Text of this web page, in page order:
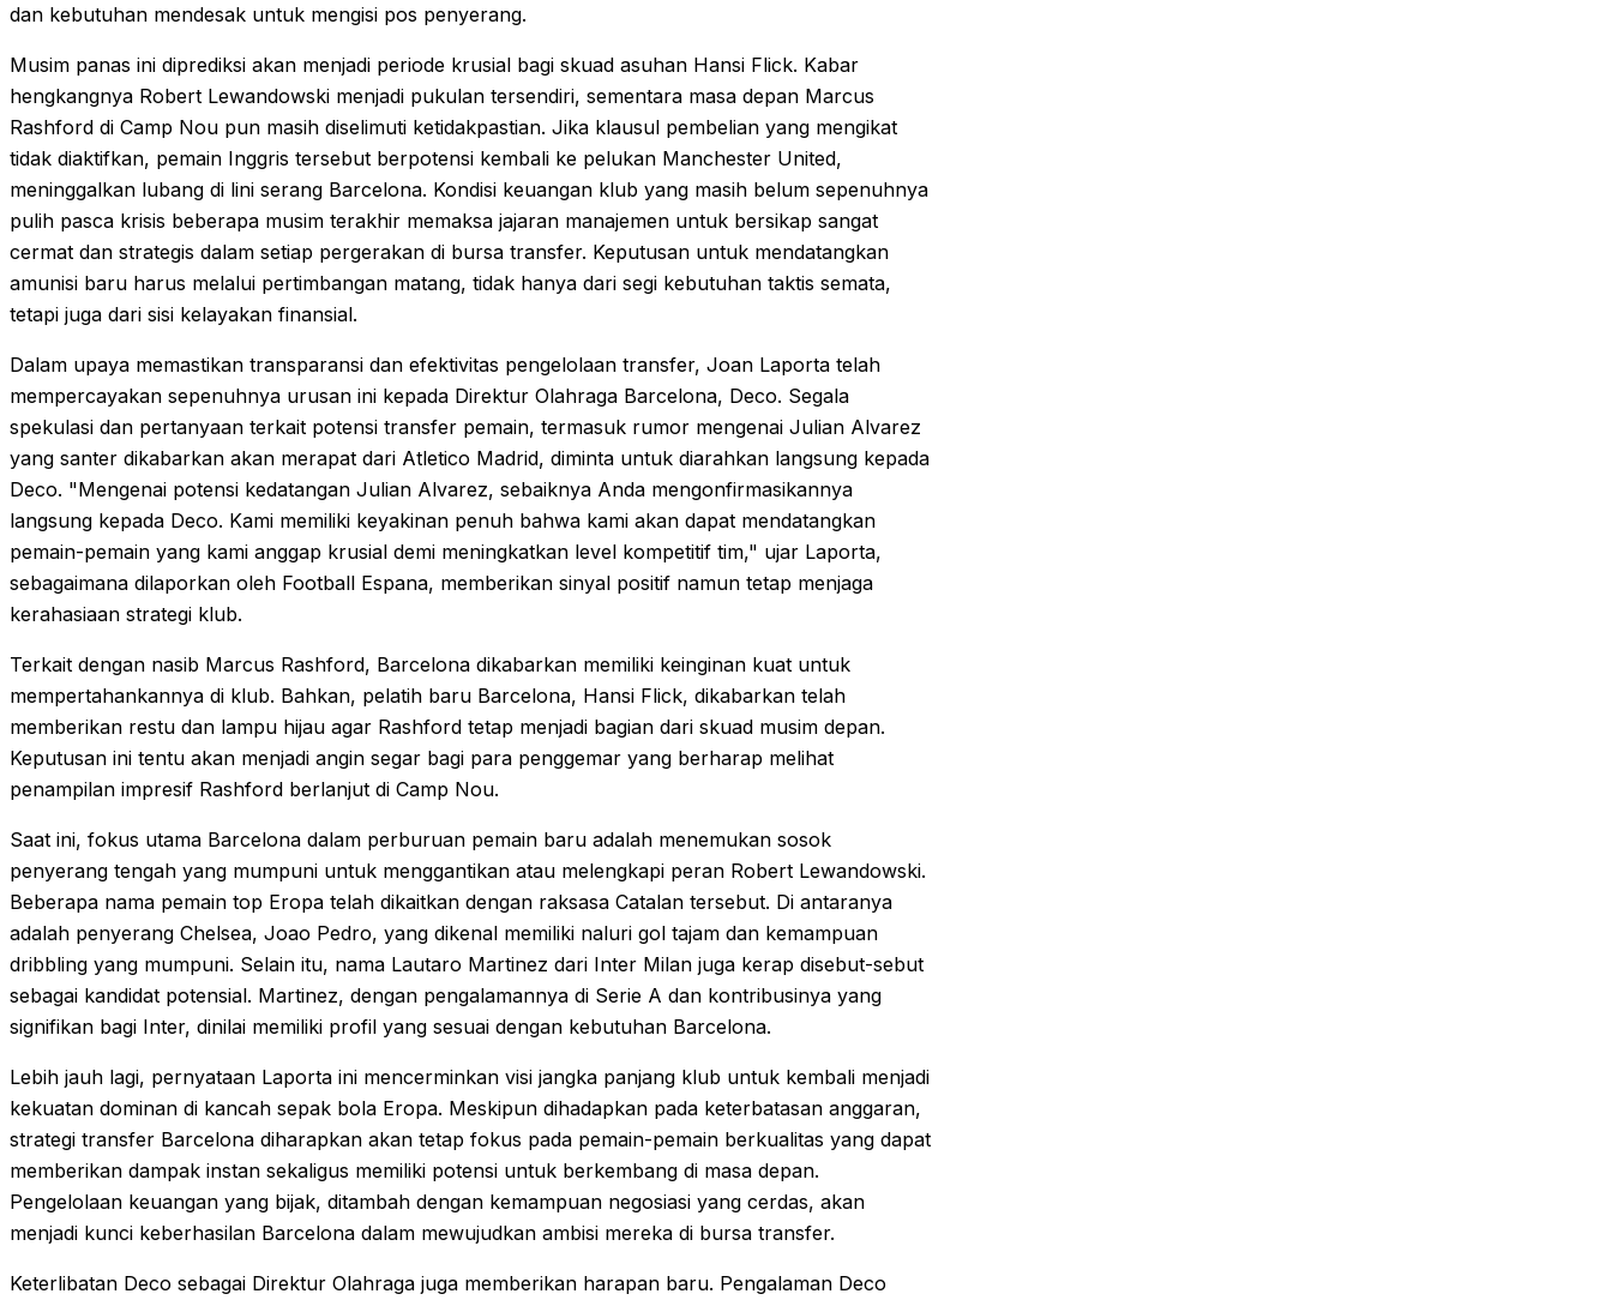
dan kebutuhan mendesak untuk mengisi pos penyerang.
Musim panas ini diprediksi akan menjadi periode krusial bagi skuad asuhan Hansi Flick. Kabar
hengkangnya Robert Lewandowski menjadi pukulan tersendiri, sementara masa depan Marcus
Rashford di Camp Nou pun masih diselimuti ketidakpastian. Jika klausul pembelian yang mengikat
tidak diaktifkan, pemain Inggris tersebut berpotensi kembali ke pelukan Manchester United,
meninggalkan lubang di lini serang Barcelona. Kondisi keuangan klub yang masih belum sepenuhnya
pulih pasca krisis beberapa musim terakhir memaksa jajaran manajemen untuk bersikap sangat
cermat dan strategis dalam setiap pergerakan di bursa transfer. Keputusan untuk mendatangkan
amunisi baru harus melalui pertimbangan matang, tidak hanya dari segi kebutuhan taktis semata,
tetapi juga dari sisi kelayakan finansial.
Dalam upaya memastikan transparansi dan efektivitas pengelolaan transfer, Joan Laporta telah
mempercayakan sepenuhnya urusan ini kepada Direktur Olahraga Barcelona, Deco. Segala
spekulasi dan pertanyaan terkait potensi transfer pemain, termasuk rumor mengenai Julian Alvarez
yang santer dikabarkan akan merapat dari Atletico Madrid, diminta untuk diarahkan langsung kepada
Deco. "Mengenai potensi kedatangan Julian Alvarez, sebaiknya Anda mengonfirmasikannya
langsung kepada Deco. Kami memiliki keyakinan penuh bahwa kami akan dapat mendatangkan
pemain-pemain yang kami anggap krusial demi meningkatkan level kompetitif tim," ujar Laporta,
sebagaimana dilaporkan oleh Football Espana, memberikan sinyal positif namun tetap menjaga
kerahasiaan strategi klub.
Terkait dengan nasib Marcus Rashford, Barcelona dikabarkan memiliki keinginan kuat untuk
mempertahankannya di klub. Bahkan, pelatih baru Barcelona, Hansi Flick, dikabarkan telah
memberikan restu dan lampu hijau agar Rashford tetap menjadi bagian dari skuad musim depan.
Keputusan ini tentu akan menjadi angin segar bagi para penggemar yang berharap melihat
penampilan impresif Rashford berlanjut di Camp Nou.
Saat ini, fokus utama Barcelona dalam perburuan pemain baru adalah menemukan sosok
penyerang tengah yang mumpuni untuk menggantikan atau melengkapi peran Robert Lewandowski.
Beberapa nama pemain top Eropa telah dikaitkan dengan raksasa Catalan tersebut. Di antaranya
adalah penyerang Chelsea, Joao Pedro, yang dikenal memiliki naluri gol tajam dan kemampuan
dribbling yang mumpuni. Selain itu, nama Lautaro Martinez dari Inter Milan juga kerap disebut-sebut
sebagai kandidat potensial. Martinez, dengan pengalamannya di Serie A dan kontribusinya yang
signifikan bagi Inter, dinilai memiliki profil yang sesuai dengan kebutuhan Barcelona.
Lebih jauh lagi, pernyataan Laporta ini mencerminkan visi jangka panjang klub untuk kembali menjadi
kekuatan dominan di kancah sepak bola Eropa. Meskipun dihadapkan pada keterbatasan anggaran,
strategi transfer Barcelona diharapkan akan tetap fokus pada pemain-pemain berkualitas yang dapat
memberikan dampak instan sekaligus memiliki potensi untuk berkembang di masa depan.
Pengelolaan keuangan yang bijak, ditambah dengan kemampuan negosiasi yang cerdas, akan
menjadi kunci keberhasilan Barcelona dalam mewujudkan ambisi mereka di bursa transfer.
Keterlibatan Deco sebagai Direktur Olahraga juga memberikan harapan baru. Pengalaman Deco